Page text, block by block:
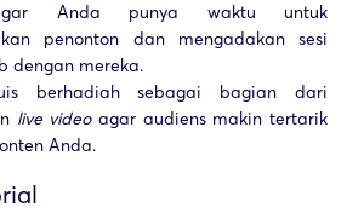
Anda punya waktu untuk
penonton dan mengadakan sesi
dengan mereka.
berhadiah sebagai bagian dari
live videoagar audiens makin tertarik
Anda.